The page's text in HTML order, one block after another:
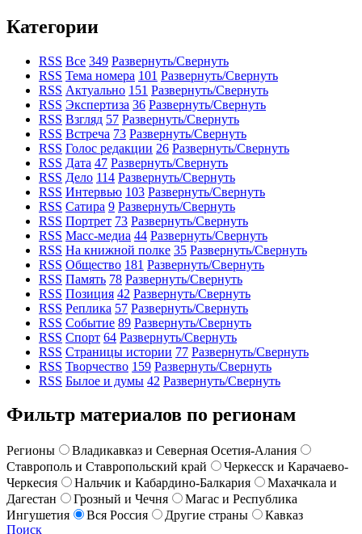
Категории
RSS Все 349 Развернуть/Свернуть
RSS Тема номера 101 Развернуть/Свернуть
RSS Актуально 151 Развернуть/Свернуть
RSS Экспертиза 36 Развернуть/Свернуть
RSS Взгляд 57 Развернуть/Свернуть
RSS Встреча 73 Развернуть/Свернуть
RSS Голос редакции 26 Развернуть/Свернуть
RSS Дата 47 Развернуть/Свернуть
RSS Дело 114 Развернуть/Свернуть
RSS Интервью 103 Развернуть/Свернуть
RSS Сатира 9 Развернуть/Свернуть
RSS Портрет 73 Развернуть/Свернуть
RSS Масс-медиа 44 Развернуть/Свернуть
RSS На книжной полке 35 Развернуть/Свернуть
RSS Общество 181 Развернуть/Свернуть
RSS Память 78 Развернуть/Свернуть
RSS Позиция 42 Развернуть/Свернуть
RSS Реплика 57 Развернуть/Свернуть
RSS Событие 89 Развернуть/Свернуть
RSS Спорт 64 Развернуть/Свернуть
RSS Страницы истории 77 Развернуть/Свернуть
RSS Творчество 159 Развернуть/Свернуть
RSS Былое и думы 42 Развернуть/Свернуть
Фильтр материалов по регионам
Регионы
Владикавказ и Северная Осетия-Алания
Ставрополь и Ставропольский край
Черкесск и Карачаево-
Черкесия
Нальчик и Кабардино-Балкария
Махачкала и
Дагестан
Грозный и Чечня
Магас и Республика
Ингушетия
Вся Россия Другие страны
Кавказ
Поиск